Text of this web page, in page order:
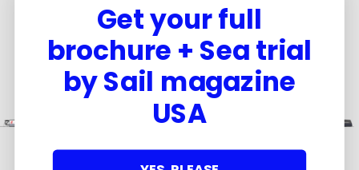
Get your full
brochure + Sea trial
by Sail magazine
USA